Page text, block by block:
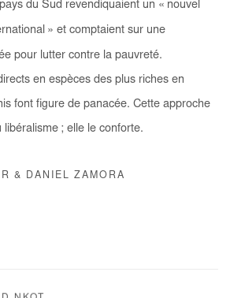
du Sud revendiquaient un « nouvel
» et comptaient sur une
pour lutter contre la pauvreté.
en espèces des plus riches en
font figure de panacée. Cette approche
libéralisme ; elle le conforte.
& DANIEL ZAMORA